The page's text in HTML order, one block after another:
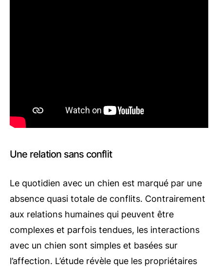
Une relation sans conflit
Le quotidien avec un chien est marqué par une
absence quasi totale de conflits. Contrairement
aux relations humaines qui peuvent être
complexes et parfois tendues, les interactions
avec un chien sont simples et basées sur
l’affection. L’étude révèle que les propriétaires